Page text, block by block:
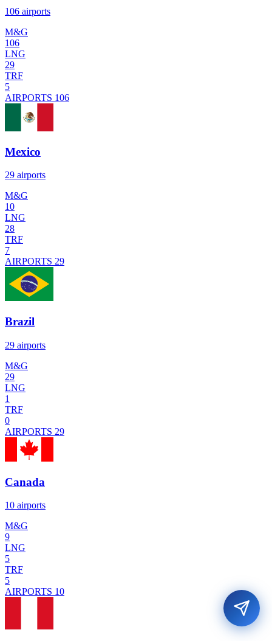
106 airports
M&G
106
LNG
29
TRF
5
AIRPORTS 106
Mexico
29 airports
M&G
10
LNG
28
TRF
7
AIRPORTS 29
Brazil
29 airports
M&G
29
LNG
1
TRF
0
AIRPORTS 29
Canada
10 airports
M&G
9
LNG
5
TRF
5
AIRPORTS 10